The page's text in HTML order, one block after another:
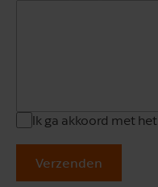
Ik ga akkoord met het
Verzenden